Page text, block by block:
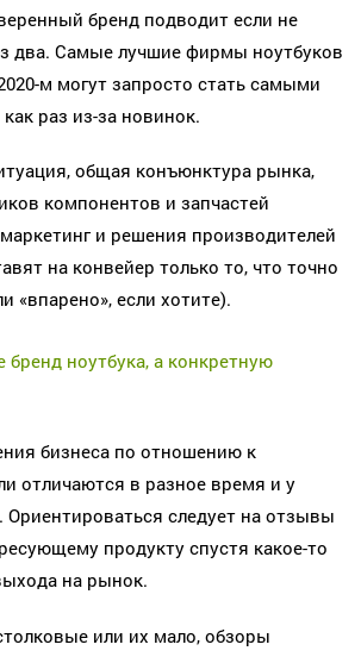
бренд подводит если не
два. Самые лучшие фирмы ноутбуков
м могут запросто стать самыми
раз из-за новинок.
общая конъюнктура рынка,
компонентов и запчастей
и решения производителей
на конвейер только то, что точно
«впарено», если хотите).
бренд ноутбука, а конкретную
бизнеса по отношению к
отличаются в разное время и у
следует на отзывы
продукту спустя какое-то
на рынок.
или их мало, обзоры